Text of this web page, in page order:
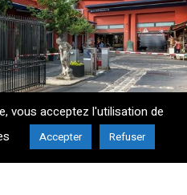
vous acceptez l'utilisation de
Accepter Refuser